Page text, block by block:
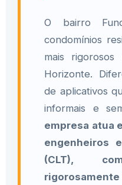
O bairro
condomínios
mais
Horizonte.
de aplicativos
informais e
empresa atua
engenheiros
(CLT),